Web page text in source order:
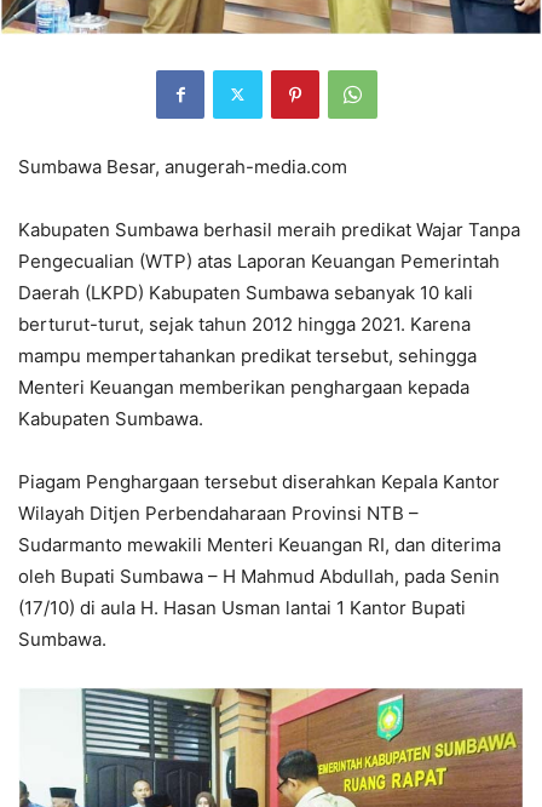
Sumbawa Besar, anugerah-media.com
Kabupaten Sumbawa berhasil meraih predikat Wajar Tanpa
Pengecualian (WTP) atas Laporan Keuangan Pemerintah
Daerah (LKPD) Kabupaten Sumbawa sebanyak 10 kali
berturut-turut, sejak tahun 2012 hingga 2021. Karena
mampu mempertahankan predikat tersebut, sehingga
Menteri Keuangan memberikan penghargaan kepada
Kabupaten Sumbawa.
Piagam Penghargaan tersebut diserahkan Kepala Kantor
Wilayah Ditjen Perbendaharaan Provinsi NTB –
Sudarmanto mewakili Menteri Keuangan RI, dan diterima
oleh Bupati Sumbawa – H Mahmud Abdullah, pada Senin
(17/10) di aula H. Hasan Usman lantai 1 Kantor Bupati
Sumbawa.